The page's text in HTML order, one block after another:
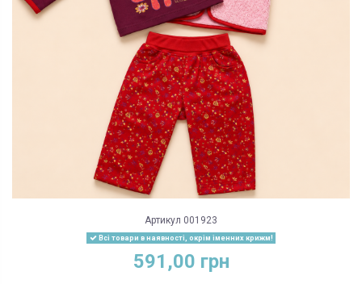
Артикул 001923
Всі товари в наявності, окрім іменних крижм!
591,00 грн